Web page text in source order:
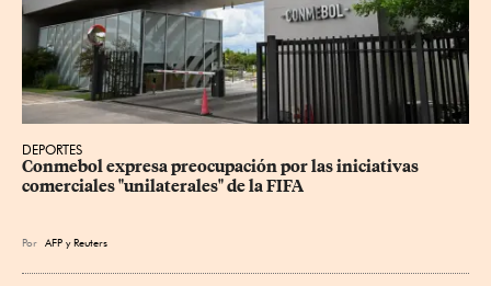
DEPORTES
Conmebol expresa preocupación por las iniciativas
comerciales "unilaterales" de la FIFA
Por AFP yReuters